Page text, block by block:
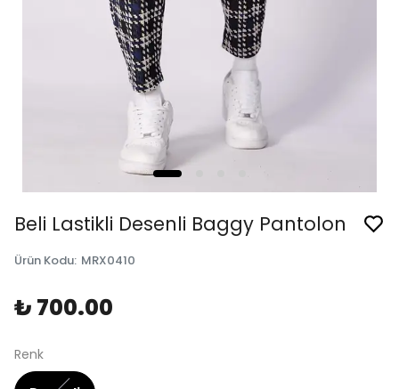
Beli Lastikli Desenli Baggy Pantolon
Ürün Kodu: MRX0410
₺ 700.00
Renk